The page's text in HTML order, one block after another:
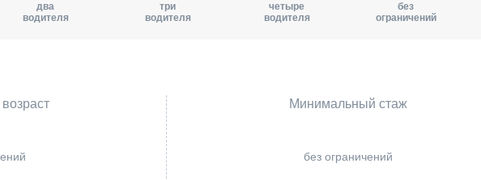
два
водителя
три
водителя
четыре
водителя
без
ограничений
Минимальный стаж
без ограничений